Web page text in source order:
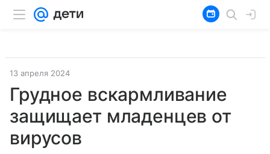
13 апреля 2024
Грудное вскармливание
защищает младенцев от
вирусов